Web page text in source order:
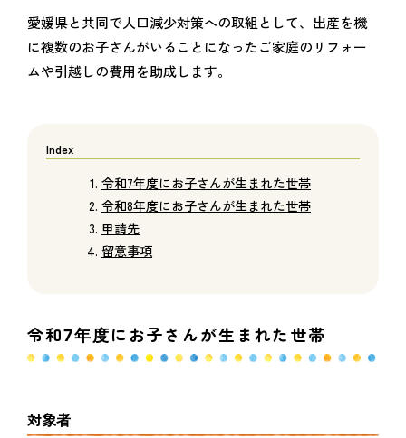
愛媛県と共同で人口減少対策への取組として、出産を機
に複数のお子さんがいることになったご家庭のリフォー
ムや引越しの費用を助成します。
令和7年度にお子さんが生まれた世帯
令和8年度にお子さんが生まれた世帯
申請先
留意事項
令和7年度にお子さんが生まれた世帯
対象者